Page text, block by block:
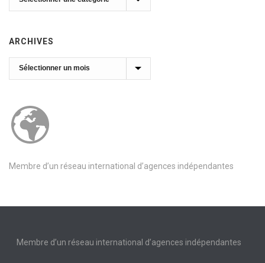
ARCHIVES
Archives
Membre d’un réseau international d’agences indépendantes
Membre d’un réseau international d’agences indépendantes